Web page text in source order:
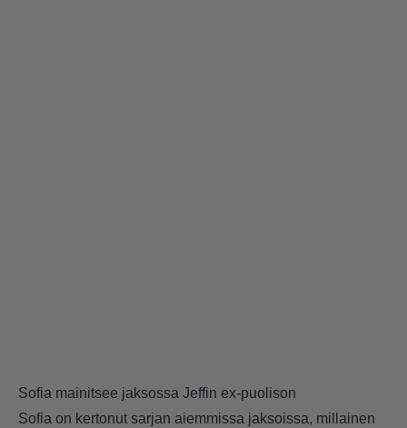
Sofia mainitsee jaksossa Jeffin ex-puolison
Sofia on kertonut sarjan aiemmissa jaksoissa, millainen